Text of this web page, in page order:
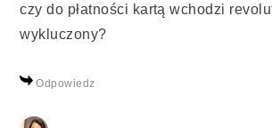
czy do płatności kartą wchodzi
wykluczony?
Odpowiedz